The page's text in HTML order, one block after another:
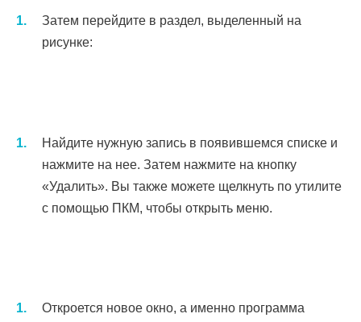
Затем перейдите в раздел, выделенный на
рисунке:
Найдите нужную запись в появившемся списке и
нажмите на нее. Затем нажмите на кнопку
«Удалить». Вы также можете щелкнуть по утилите
с помощью ПКМ, чтобы открыть меню.
Откроется новое окно, а именно программа